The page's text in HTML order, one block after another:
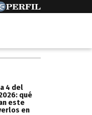
4 del
qué
este
en